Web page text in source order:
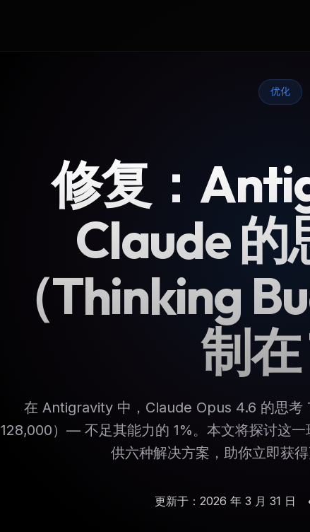
优化
修复：
Claude 的
（Thinking
制在
在 Antigravity 中，Claude Opus 4.6 的思考
128,000）— 不足其能力的 1%。本文将探讨这
供六种解决方案，助你立即获得
更新于：2026 年 3 月 31 日